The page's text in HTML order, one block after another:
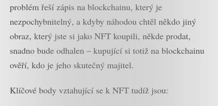
problém řeší zápis na blockchainu, který je
nezpochybnitelný, a kdyby náhodou chtěl někdo jiný
obraz, který jste si jako NFT koupili, někde prodat,
snadno bude odhalen – kupující si totiž na blockchainu
ověří, kdo je jeho skutečný majitel.
Klíčové body vztahující se k NFT tudíž jsou: